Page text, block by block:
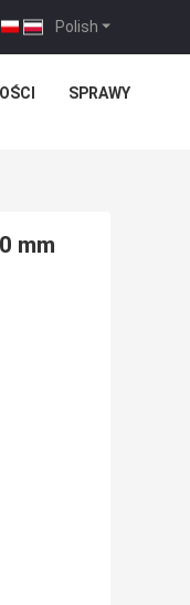
Polish
SPRAWY
mm